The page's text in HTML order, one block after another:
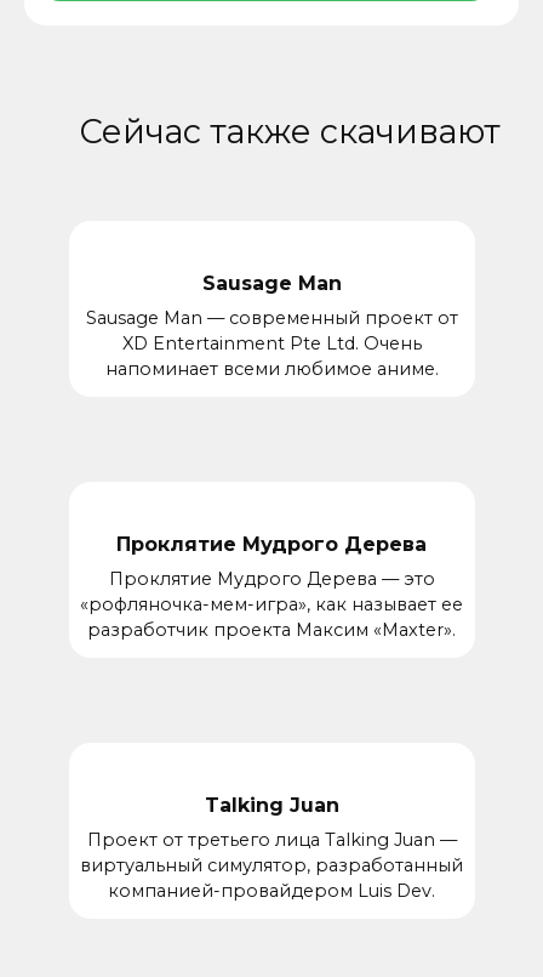
Сейчас также скачивают
Sausage Man
Sausage Man — современный проект от
XD Entertainment Pte Ltd. Очень
напоминает всеми любимое аниме.
Проклятие Мудрого Дерева
Проклятие Мудрого Дерева — это
«рофляночка-мем-игра», как называет ее
разработчик проекта Максим «Maxter».
Talking Juan
Проект от третьего лица Talking Juan —
виртуальный симулятор, разработанный
компанией-провайдером Luis Dev.